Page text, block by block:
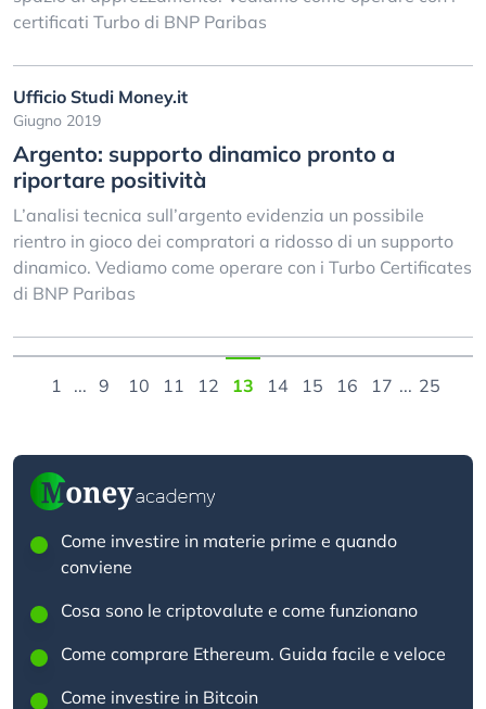
certificati Turbo di BNP Paribas
Ufficio Studi Money.it
Giugno 2019
Argento: supporto dinamico pronto a
riportare positività
L’analisi tecnica sull’argento evidenzia un possibile
rientro in gioco dei compratori a ridosso di un supporto
dinamico. Vediamo come operare con i Turbo Certificates
di BNP Paribas
1 ... 9 10 11 12 13 14 15 16 17 ... 25
Come investire in materie prime e quando
conviene
Cosa sono le criptovalute e come funzionano
Come comprare Ethereum. Guida facile e veloce
Come investire in Bitcoin